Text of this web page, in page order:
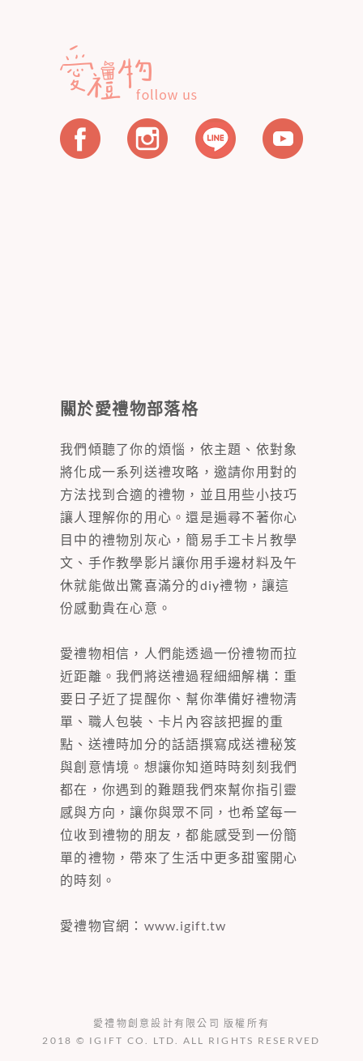
關於愛禮物部落格
我們傾聽了你的煩惱，依主題、依對象
將化成一系列送禮攻略，邀請你用對的
方法找到合適的禮物，並且用些小技巧
讓人理解你的用心。還是遍尋不著你心
目中的禮物別灰心，簡易手工卡片教學
文、手作教學影片讓你用手邊材料及午
休就能做出驚喜滿分的diy禮物，讓這
份感動貴在心意。
愛禮物相信，人們能透過一份禮物而拉
近距離。我們將送禮過程細細解構：重
要日子近了提醒你、幫你準備好禮物清
單、職人包裝、卡片內容該把握的重
點、送禮時加分的話語撰寫成送禮秘笈
與創意情境。想讓你知道時時刻刻我們
都在，你遇到的難題我們來幫你指引靈
感與方向，讓你與眾不同，也希望每一
位收到禮物的朋友，都能感受到一份簡
單的禮物，帶來了生活中更多甜蜜開心
的時刻。
愛禮物官網： www.igift.tw
愛禮物創意設計有限公司 版權所有
2018 © IGIFT CO. LTD. ALL RIGHTS RESERVED